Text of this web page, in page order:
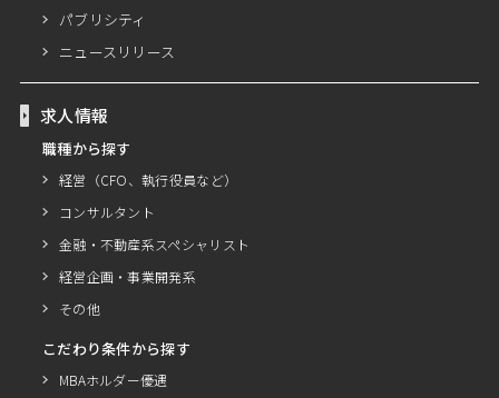
パブリシティ
ニュースリリース
求人情報
職種から探す
経営（CFO、執行役員など）
コンサルタント
金融・不動産系スペシャリスト
経営企画・事業開発系
その他
こだわり条件から探す
MBAホルダー優遇